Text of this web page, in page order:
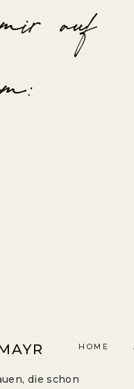
die schon
HOME
auf